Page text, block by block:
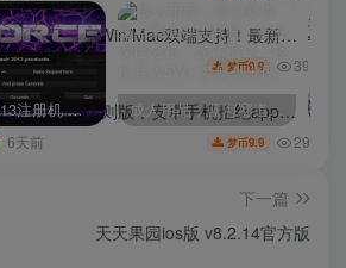
3dmax2013注册机 附序列号和密钥含序列号和密钥，配合注册机，可以生成激活码，完美激活软件。 成人用品，蓝海赛道，重点渠道引流教程，行业深度分析，无需囤货，轻松月入5W+
下一篇
天天果园ios版 v8.2.14官方版
（19679期）Win/Mac双端支持！最新永久终身版，支持老照片修复，图片变清晰无损放大工具，Aiarty Image Enhancer
3天前 梦币9.9 39
李跳跳内置规则版，安卓手机拒绝app开屏广告，让app更干净
6天前 梦币9.9 29